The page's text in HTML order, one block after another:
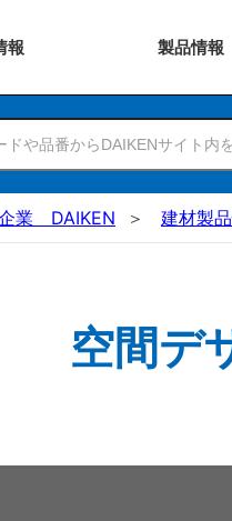
報 製品情報
企業 DAIKEN 建材製
空間デ